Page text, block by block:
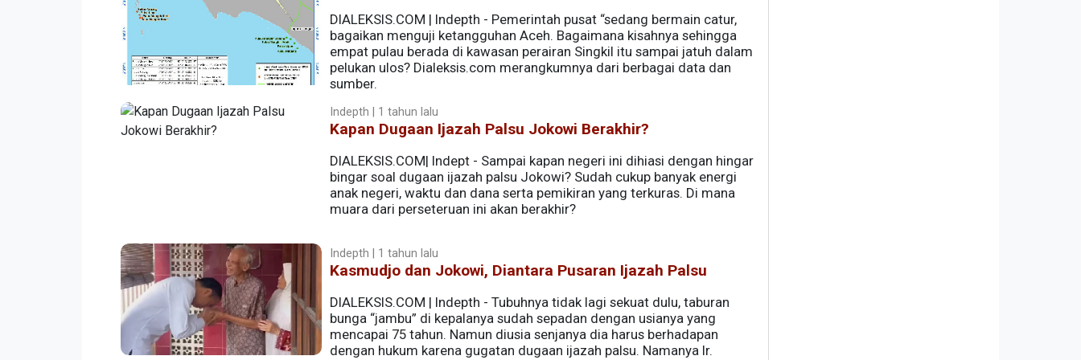
DIALEKSIS.COM | Indepth - Pemerintah pusat “sedang bermain catur,
bagaikan menguji ketangguhan Aceh. Bagaimana kisahnya sehingga
empat pulau berada di kawasan perairan Singkil itu sampai jatuh dalam
pelukan ulos? Dialeksis.com merangkumnya dari berbagai data dan
sumber.
Indepth | 1 tahun lalu
Kapan Dugaan Ijazah Palsu Jokowi Berakhir?
DIALEKSIS.COM| Indept - Sampai kapan negeri ini dihiasi dengan hingar
bingar soal dugaan ijazah palsu Jokowi? Sudah cukup banyak energi
anak negeri, waktu dan dana serta pemikiran yang terkuras. Di mana
muara dari perseteruan ini akan berakhir?
Indepth | 1 tahun lalu
Kasmudjo dan Jokowi, Diantara Pusaran Ijazah Palsu
DIALEKSIS.COM | Indepth - Tubuhnya tidak lagi sekuat dulu, taburan
bunga “jambu” di kepalanya sudah sepadan dengan usianya yang
mencapai 75 tahun. Namun diusia senjanya dia harus berhadapan
dengan hukum karena gugatan dugaan ijazah palsu. Namanya Ir.